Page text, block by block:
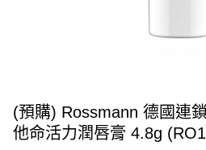
(預購) Rossmann 德國連
他命活力潤唇膏 4.8g